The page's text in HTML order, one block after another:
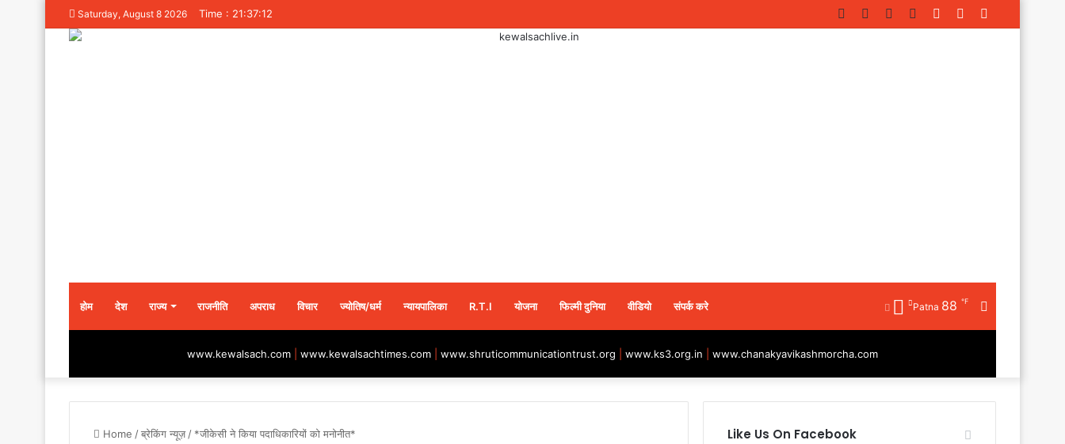
Saturday, August 8 2026 Time : 21:37:12
Random
Log
Instagram
YouTube
Twitter
Facebook
होम देश राज्य राजनीति अपराध विचार ज्योतिष/धर्म न्यायपालिका R.T.I योजना फिल्मी दुनिया वीडियो संपर्क करे Patna 88 ℉
www.kewalsach.com www.kewalsachtimes.com www.shruticommunicationtrust.org www.ks3.org.in www.chanakyavikashmorcha.com
Home /ब्रेकिंग न्यूज़ / *जीकेसी ने किया पदाधिकारियों को मनोनीत* Like Us On Facebook